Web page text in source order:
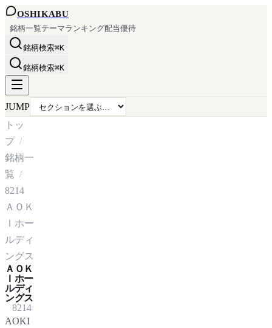
OSHIKABU
銘柄一覧テーマランキング配当優待
銘柄検索⌘K
銘柄検索⌘K
JUMP
トッ
プ
銘柄一
覧
8214
ＡＯＫ
Ｉホー
ルディ
ングス
ＡＯＫ
Ｉホー
ルディ
ングス
8214
AOKI